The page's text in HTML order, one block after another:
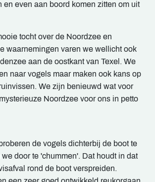
en even aan boord komen zitten om uit
tocht over de Noordzee en
waarnemingen varen we wellicht ook
aan de oostkant van Texel. We
naar vogels maar maken ook kans op
We zijn benieuwd wat voor
Noordzee voor ons in petto
de vogels dichterbij de boot te
we door te 'chummen'. Dat houdt in dat
rond de boot verspreiden.